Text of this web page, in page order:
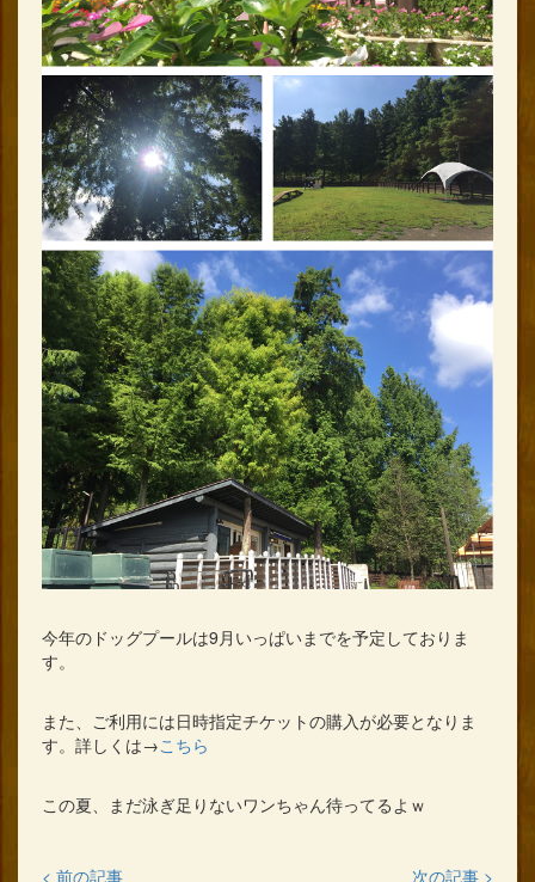
今年のドッグプールは9月いっぱいまでを予定しておりま
す。
また、ご利用には日時指定チケットの購入が必要となりま
す。詳しくは→こちら
この夏、まだ泳ぎ足りないワンちゃん待ってるよｗ
< 前の記事 次の記事 >